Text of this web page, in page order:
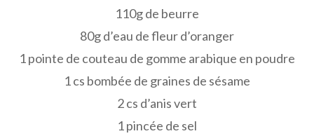
110g de beurre
80g d’eau de fleur d’oranger
1 pointe de couteau de gomme arabique en poudre
1 cs bombée de graines de sésame
2 cs d’anis vert
1 pincée de sel